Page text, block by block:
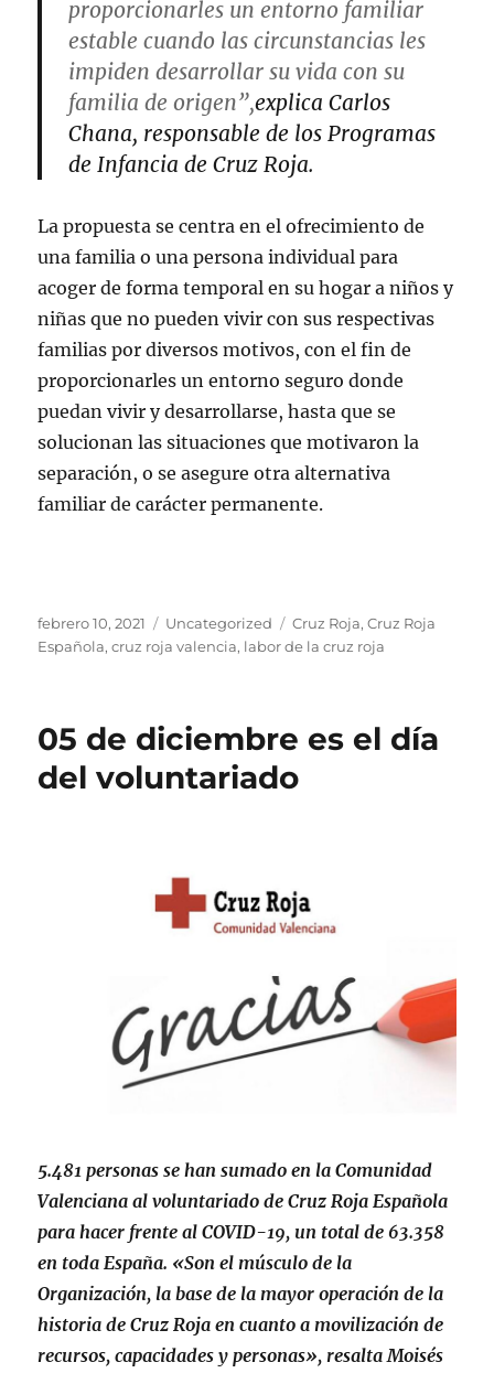
proporcionarles un entorno familiar
estable cuando las circunstancias les
impiden desarrollar su vida con su
familia de origen”,explica Carlos
Chana, responsable de los Programas
de Infancia de Cruz Roja.
La propuesta se centra en el ofrecimiento de
una familia o una persona individual para
acoger de forma temporal en su hogar a niños y
niñas que no pueden vivir con sus respectivas
familias por diversos motivos, con el fin de
proporcionarles un entorno seguro donde
puedan vivir y desarrollarse, hasta que se
solucionan las situaciones que motivaron la
separación, o se asegure otra alternativa
familiar de carácter permanente.
Publicado
el
febrero 10, 2021 Categorías
Uncategorized Etiquetas
Cruz Roja,Cruz Roja
Española,cruz roja valencia, labor de la cruz roja
05 de diciembre es el día
del voluntariado
5.481 personas se han sumado en la Comunidad
Valenciana al voluntariado de Cruz Roja Española
para hacer frente al COVID-19, un total de 63.358
en toda España. «Son el músculo de la
Organización, la base de la mayor operación de la
historia de Cruz Roja en cuanto a movilización de
recursos, capacidades y personas», resalta Moisés